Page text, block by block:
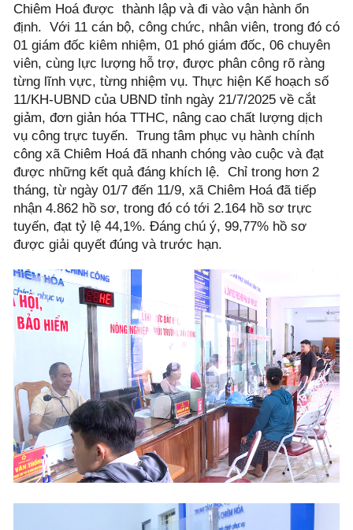
Chiêm Hoá được thành lập và đi vào vận hành ổn
định. Với 11 cán bộ, công chức, nhân viên, trong đó có
01 giám đốc kiêm nhiệm, 01 phó giám đốc, 06 chuyên
viên, cùng lực lượng hỗ trợ, được phân công rõ ràng
từng lĩnh vực, từng nhiệm vụ. Thực hiện Kế hoạch số
11/KH-UBND của UBND tỉnh ngày 21/7/2025 về cắt
giảm, đơn giản hóa TTHC, nâng cao chất lượng dịch
vụ công trực tuyến. Trung tâm phục vụ hành chính
công xã Chiêm Hoá đã nhanh chóng vào cuộc và đạt
được những kết quả đáng khích lệ. Chỉ trong hơn 2
tháng, từ ngày 01/7 đến 11/9, xã Chiêm Hoá đã tiếp
nhận 4.862 hồ sơ, trong đó có tới 2.164 hồ sơ trực
tuyến, đạt tỷ lệ 44,1%. Đáng chú ý, 99,77% hồ sơ
được giải quyết đúng và trước hạn.